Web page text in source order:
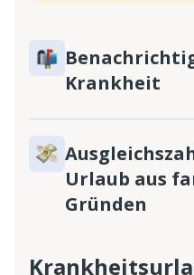
Krankheit
Urlaub aus
Gründen